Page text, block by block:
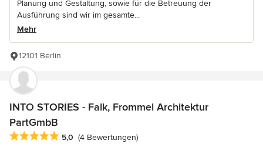
Planung und Gestaltung, sowie für die Betreuung der
Ausführung sind wir im gesamte...
Mehr
12101 Berlin
INTO STORIES - Falk, Frommel Architektur
PartGmbB
Durchschnittliche Bewertung: 5 von 5 Sternen
5,0 (4 Bewertungen)